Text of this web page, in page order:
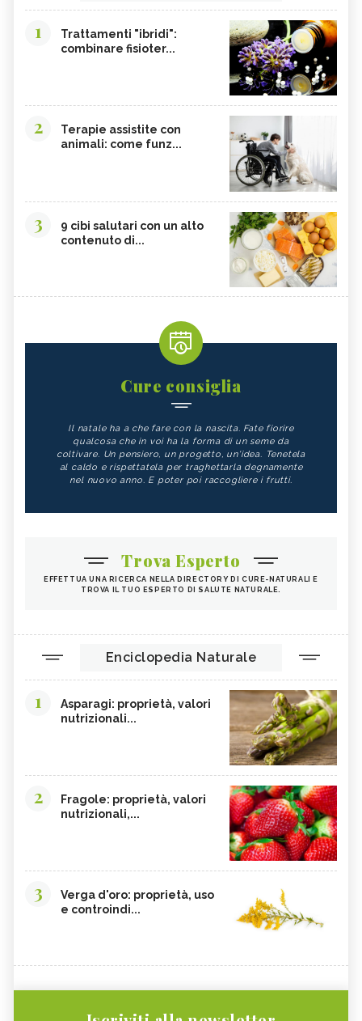
1
Trattamenti "ibridi":
combinare fisioter...
2
Terapie assistite con
animali: come funz...
3
9 cibi salutari con un alto
contenuto di...
Cure consiglia
Il natale ha a che fare con la nascita. Fate fiorire
qualcosa che in voi ha la forma di un seme da
coltivare. Un pensiero, un progetto, un'idea. Tenetela
al caldo e rispettatela per traghettarla degnamente
nel nuovo anno. E poter poi raccogliere i frutti.
Trova Esperto
EFFETTUA UNA RICERCA NELLA DIRECTORY DI CURE-NATURALI E
TROVA IL TUO ESPERTO DI SALUTE NATURALE.
Enciclopedia Naturale
1
Asparagi: proprietà, valori
nutrizionali...
2
Fragole: proprietà, valori
nutrizionali,...
3
Verga d'oro: proprietà, uso
e controindi...